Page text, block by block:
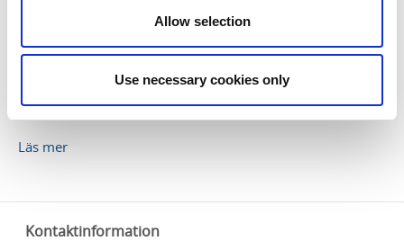
Allow selection
Use necessary cookies only
Mellansjö. Med lånekort i Tibro har du tillgång till hela
Bibliotek Mellansjös utbud. Biblioteket erbjuder många
något bra att läsa. Här arrangeras löpande olika kulturella
arrangemang.
Läs mer
Kontaktinformation